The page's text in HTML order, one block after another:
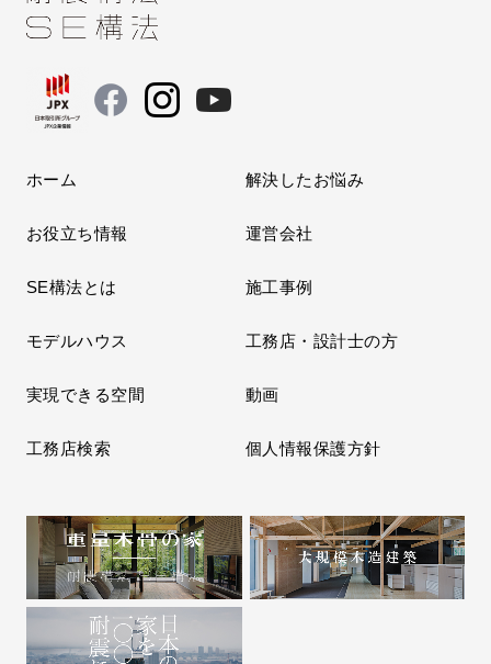
ホーム 解決したお悩み
お役立ち情報 運営会社
SE構法とは 施工事例
モデルハウス 工務店・設計士の方
実現できる空間 動画
工務店検索 個人情報保護方針